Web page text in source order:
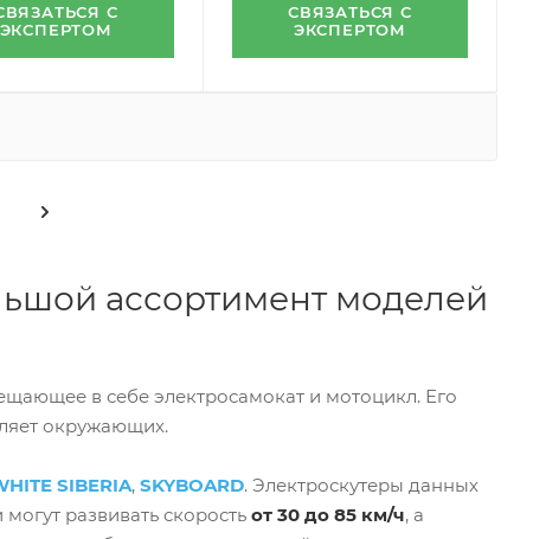
С
ЭКСПЕРТОМ
СВЯЗАТЬСЯ С
ЭКСПЕРТОМ
ассортимент моделей
в себе электросамокат и мотоцикл. Его
окружающих.
SIBERIA, SKYBOARD. Электроскутеры данных
развивать скорость от 30 до 85 км/ч, а